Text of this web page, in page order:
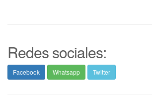
Redes sociales:
Facebook Whatsapp Twitter